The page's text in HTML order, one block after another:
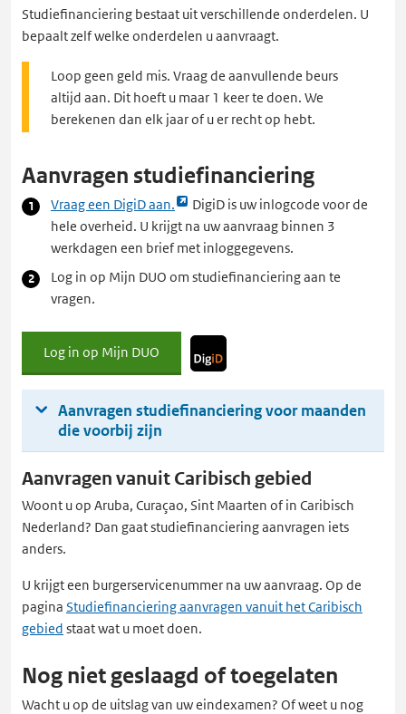
Studiefinanciering bestaat uit verschillende onderdelen. U
bepaalt zelf welke onderdelen u aanvraagt.
Loop geen geld mis. Vraag de aanvullende beurs
altijd aan. Dit hoeft u maar 1 keer te doen. We
berekenen dan elk jaar of u er recht op hebt.
Aanvragen studiefinanciering
Vraag een DigiD aan.
Link
opent
externe
pagina
een
nieuw
tabblad
DigiD is uw inlogcode voor de
hele overheid. U krijgt na uw aanvraag binnen 3
werkdagen een brief met inloggegevens.
Log in op Mijn DUO om studiefinanciering aan te
vragen.
Log in op Mijn DUO
Met
DigiD
Aanvragen studiefinanciering voor maanden
die voorbij zijn
Aanvragen vanuit Caribisch gebied
Woont u op Aruba, Curaçao, Sint Maarten of in Caribisch
Nederland? Dan gaat studiefinanciering aanvragen iets
anders.
U krijgt een burgerservicenummer na uw aanvraag. Op de
pagina Studiefinanciering aanvragen vanuit het Caribisch
gebied staat wat u moet doen.
Nog niet geslaagd of toegelaten
Wacht u op de uitslag van uw eindexamen? Of weet u nog